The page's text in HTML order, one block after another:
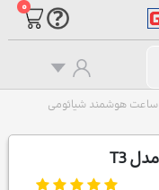
۰
ساعت هوشمند شیائومی